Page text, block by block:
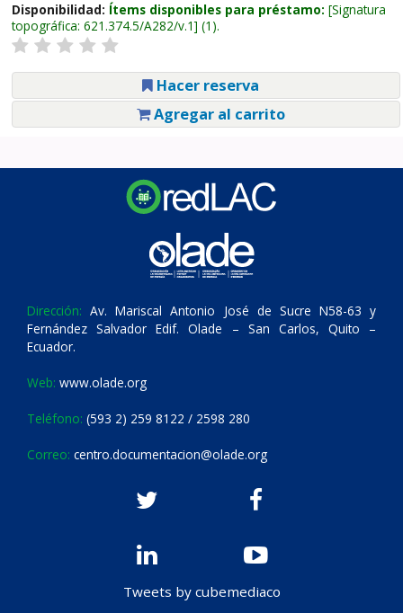
Disponibilidad: Ítems disponibles para préstamo: Signatura
topográfica: 621.374.5/A282/v.1 (1).
Hacer reserva
Agregar al carrito
Dirección: Av. Mariscal Antonio José de Sucre N58-63 y
Fernández Salvador Edif. Olade – San Carlos, Quito –
Ecuador.
Web: www.olade.org
Teléfono: (593 2) 259 8122 / 2598 280
Correo: centro.documentacion@olade.org
Tweets by cubemediaco